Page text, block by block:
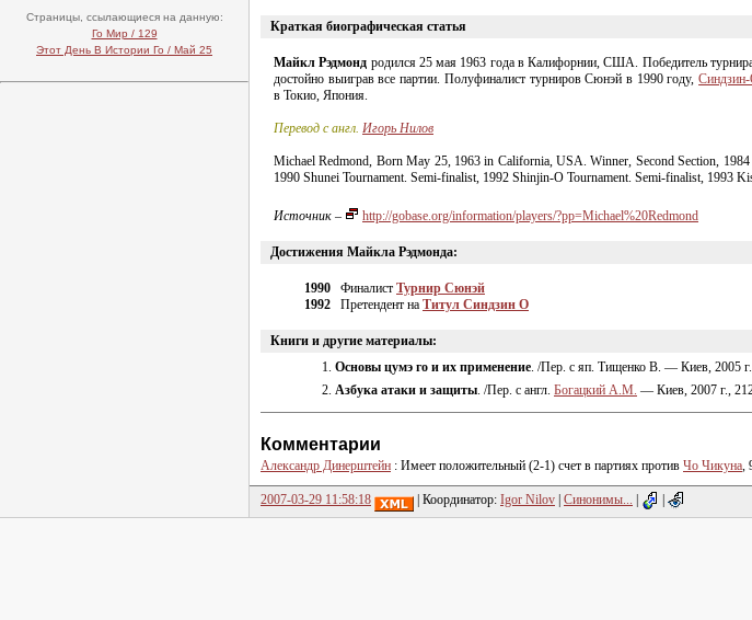
Страницы, ссылающиеся на данную:
Го Мир / 129
Этот День В Истории Го / Май 25
Краткая биографическая статья
Майкл Рэдмонд родился 25 мая 1963 года в Калифорнии, США. Победитель
достойно выиграв все партии. Полуфиналист турниров Сюнэй в 1990 году,
в Токио, Япония.
Перевод с англ. Игорь Нилов
Michael Redmond, Born May 25, 1963 in California, USA. Winner, Second Section,
1990 Shunei Tournament. Semi-finalist, 1992 Shinjin-O Tournament. Semi-finalist, 1993
Источник – http://gobase.org/information/players/?pp=Michael%20Redmond
Достижения Майкла Рэдмонда:
1990 Финалист Турнир Сюнэй
1992 Претендент на Титул Синдзин О
Книги и другие материалы:
Основы цумэ го и их применение. /Пер. с яп. Тищенко В. — Киев, 2005
Азбука атаки и защиты. /Пер. с англ. Богацкий А.М. — Киев, 2007 г.,
Комментарии
Александр Динерштейн : Имеет положительный (2-1) счет в партиях против Чо Чикуна,
2007-03-29 11:58:18 | Координатор: Igor Nilov Синонимы...